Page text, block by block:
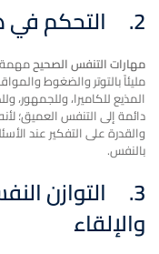
2. التحكم
مهارات التنفس الصحيحمهمة
مليئاً بالتوتر والضغوط
المذيع للكاميرا، وللجمهور،
دائمة إلى التنفس العميق؛
والقدرة على التفكير عند
بالنفس.
3. التوازن
والإلقاء